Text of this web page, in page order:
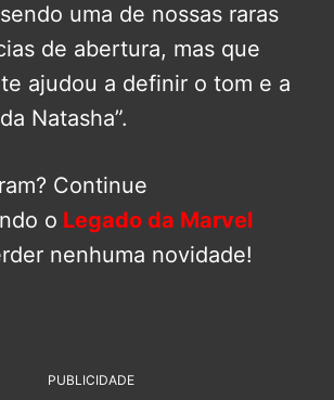
uma de nossas raras
de abertura, mas que
ajudou a definir o tom e a
Natasha”.
Continue
o Legado da Marvel
nenhuma novidade!
PUBLICIDADE